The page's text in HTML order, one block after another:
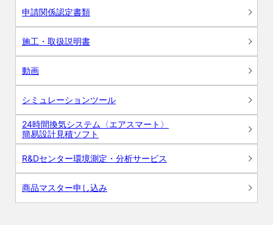
申請関係認定書類
施工・取扱説明書
動画
シミュレーションツール
24時間換気システム〈エアスマート〉
簡易設計見積ソフト
R&Dセンター環境測定・分析サービス
商品マスター申し込み